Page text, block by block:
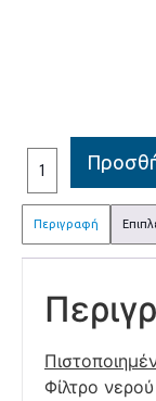
Περιγραφή
Φίλτρο